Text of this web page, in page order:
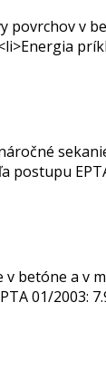
v
betóne a v
01/2003: